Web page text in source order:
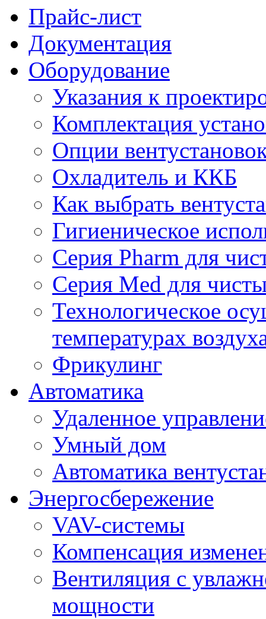
Прайс-лист
Документация
Оборудование
Указания к
Комплектация
Опции
Охладитель и ККБ
Как выбрать
Гигиеническое
Серия Pharm для
Серия Med для
Технологическое
температурах
Фрикулинг
Автоматика
Удаленное
Умный дом
Автоматика
Энергосбережение
VAV-системы
Компенсация
Вентиляция с
мощности